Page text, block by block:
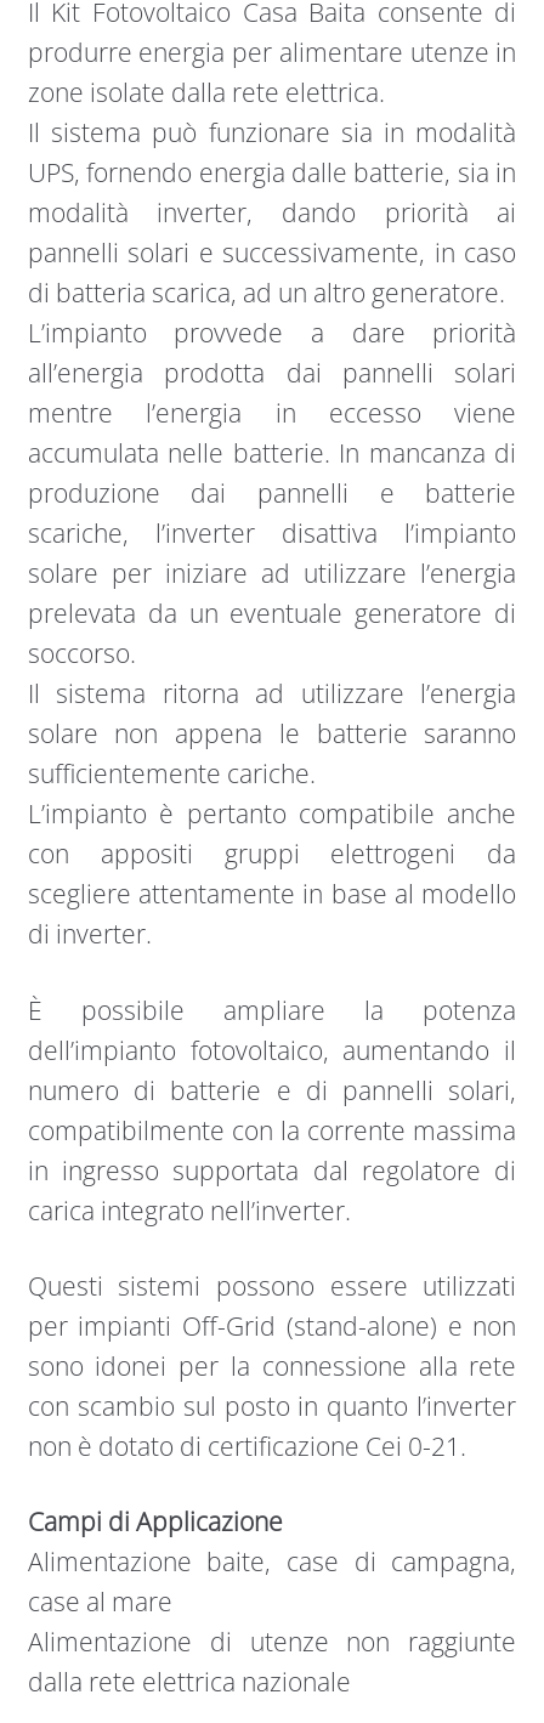
Il Kit Fotovoltaico Casa Baita consente di
produrre energia per alimentare utenze in
zone isolate dalla rete elettrica.
Il sistema può funzionare sia in modalità
UPS, fornendo energia dalle batterie, sia in
modalità inverter, dando priorità ai
pannelli solari e successivamente, in caso
di batteria scarica, ad un altro generatore.
L’impianto provvede a dare priorità
all’energia prodotta dai pannelli solari
mentre l’energia in eccesso viene
accumulata nelle batterie. In mancanza di
produzione dai pannelli e batterie
scariche, l’inverter disattiva l’impianto
solare per iniziare ad utilizzare l’energia
prelevata da un eventuale generatore di
soccorso.
Il sistema ritorna ad utilizzare l’energia
solare non appena le batterie saranno
sufficientemente cariche.
L’impianto è pertanto compatibile anche
con appositi gruppi elettrogeni da
scegliere attentamente in base al modello
di inverter.
È possibile ampliare la potenza
dell’impianto fotovoltaico, aumentando il
numero di batterie e di pannelli solari,
compatibilmente con la corrente massima
in ingresso supportata dal regolatore di
carica integrato nell’inverter.
Questi sistemi possono essere utilizzati
per impianti Off-Grid (stand-alone) e non
sono idonei per la connessione alla rete
con scambio sul posto in quanto l’inverter
non è dotato di certificazione Cei 0-21.
Campi di Applicazione
Alimentazione baite, case di campagna,
case al mare
Alimentazione di utenze non raggiunte
dalla rete elettrica nazionale